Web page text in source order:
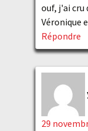
ouf, j'ai cru
Véronique
Répondre
29